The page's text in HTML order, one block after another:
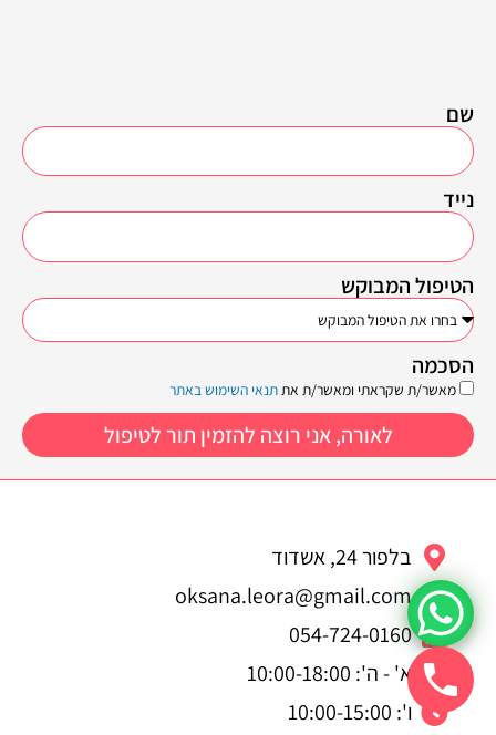
שם
נייד
הטיפול המבוקש
הסכמה
מאשר/ת שקראתי ומאשר/ת אתתנאי השימוש באתר
לאורה, אני רוצה להזמין תור לטיפול
בלפור 24, אשדוד
oksana.leora@gmail.com
054-724-0160
א' - ה': 10:00-18:00
ו': 10:00-15:00